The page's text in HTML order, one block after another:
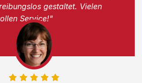
gestaltet. Vielen
Service!"